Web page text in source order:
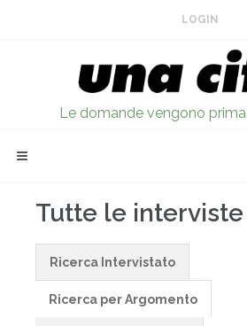
LOGIN
Le domande vengono
Tutte le interviste
Ricerca Intervistato
Ricerca per Argomento